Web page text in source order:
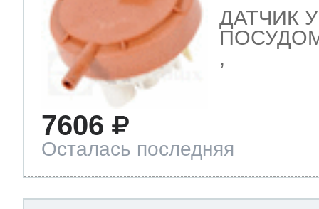
ДАТЧИК
,
7606
Осталась последняя